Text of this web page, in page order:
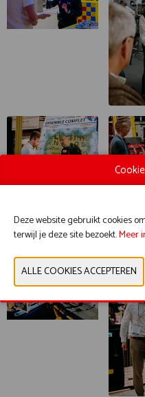
Deze website gebruikt cookies
terwijl je deze site bezoekt.Meer